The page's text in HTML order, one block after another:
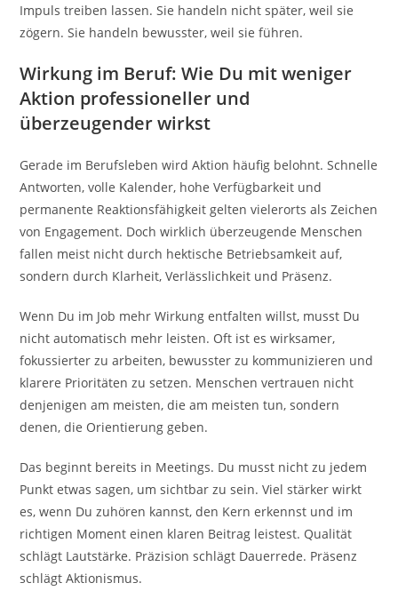
Impuls treiben lassen. Sie handeln nicht später, weil sie
zögern. Sie handeln bewusster, weil sie führen.
Wirkung im Beruf: Wie Du mit weniger
Aktion professioneller und
überzeugender wirkst
Gerade im Berufsleben wird Aktion häufig belohnt. Schnelle
Antworten, volle Kalender, hohe Verfügbarkeit und
permanente Reaktionsfähigkeit gelten vielerorts als Zeichen
von Engagement. Doch wirklich überzeugende Menschen
fallen meist nicht durch hektische Betriebsamkeit auf,
sondern durch Klarheit, Verlässlichkeit und Präsenz.
Wenn Du im Job mehr Wirkung entfalten willst, musst Du
nicht automatisch mehr leisten. Oft ist es wirksamer,
fokussierter zu arbeiten, bewusster zu kommunizieren und
klarere Prioritäten zu setzen. Menschen vertrauen nicht
denjenigen am meisten, die am meisten tun, sondern
denen, die Orientierung geben.
Das beginnt bereits in Meetings. Du musst nicht zu jedem
Punkt etwas sagen, um sichtbar zu sein. Viel stärker wirkt
es, wenn Du zuhören kannst, den Kern erkennst und im
richtigen Moment einen klaren Beitrag leistest. Qualität
schlägt Lautstärke. Präzision schlägt Dauerrede. Präsenz
schlägt Aktionismus.